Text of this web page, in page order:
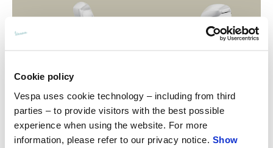
Cookie policy
Vespa uses cookie technology – including from third
parties – to provide visitors with the best possible
experience when using the website. For more
information, please refer to our privacy notice. Show